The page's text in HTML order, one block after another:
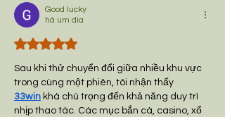
Good lucky
há um dia
Avaliado com 5 de 5 estrelas.
Sau khi thử chuyển đổi giữa nhiều khu vực
trong cùng một phiên, tôi nhận thấy
33win khá chú trọng đến khả năng duy trì
nhịp thao tác. Các mục bắn cá, casino, xổ